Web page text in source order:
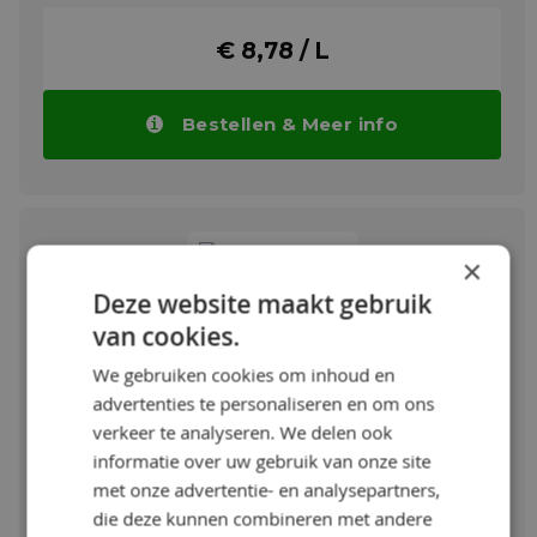
HCFK's (bijv.R22), koolwaterstoffen
51503: KAA, KC, KE
€ 8,78 / L
Bestellen & Meer info
Fuchs PLANTOHYD 40 N
Milieuvriendelijke hydraulische en
smeeroliën op basis van natuurlijke
grondstoffen, type HETG volgens ISO
15380, voor mobiele en stationaire
hydraulische apparatuur.
PLANTOHYD 40 N toepassingsgebied:
PLANTOHYD 32 N resp. PLANTOHYD 40 N
Toon meer
×
Deze website maakt gebruik
van cookies.
We gebruiken cookies om inhoud en
advertenties te personaliseren en om ons
verkeer te analyseren. We delen ook
informatie over uw gebruik van onze site
met onze advertentie- en analysepartners,
die deze kunnen combineren met andere